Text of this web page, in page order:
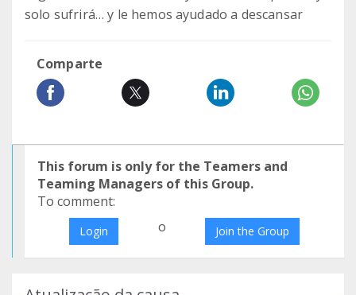
solo sufrirá… y le hemos ayudado a descansar
Comparte
This forum is only for the Teamers and
Teaming Managers of this Group.
To comment:
Login o Join the Group